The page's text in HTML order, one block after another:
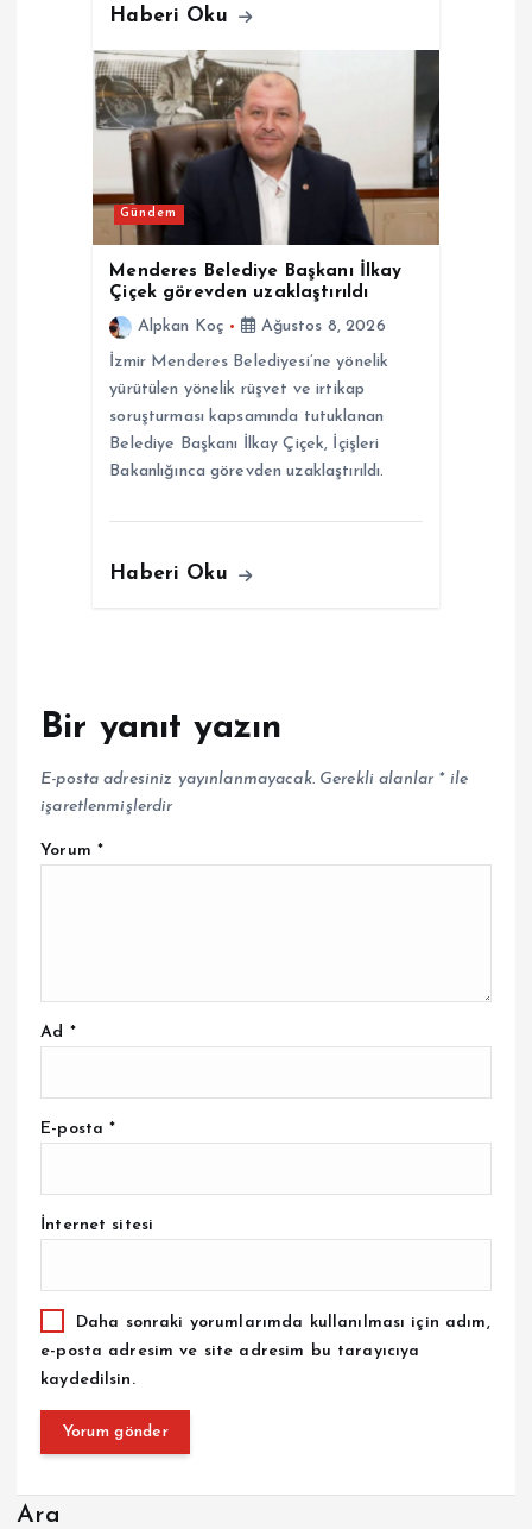
Haberi Oku
Gündem
Menderes Belediye Başkanı İlkay
Çiçek görevden uzaklaştırıldı
Alpkan Koç
Ağustos 8, 2026
İzmir Menderes Belediyesi’ne yönelik
yürütülen yönelik rüşvet ve irtikap
soruşturması kapsamında tutuklanan
Belediye Başkanı İlkay Çiçek, İçişleri
Bakanlığınca görevden uzaklaştırıldı.
Haberi Oku
Bir yanıt yazın
E-posta adresiniz yayınlanmayacak. Gerekli alanlar *ile
işaretlenmişlerdir
Yorum *
Ad *
E-posta*
İnternet sitesi
Daha sonraki yorumlarımda kullanılması için adım,
e-posta adresim ve site adresim bu tarayıcıya
kaydedilsin.
Ara